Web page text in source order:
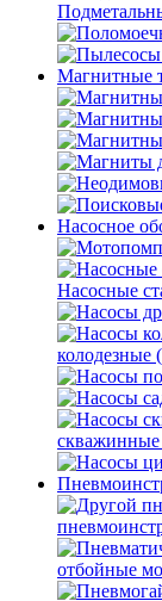
Магнитные
Насосное
Насосные
колодезные
скважинные
отбойные